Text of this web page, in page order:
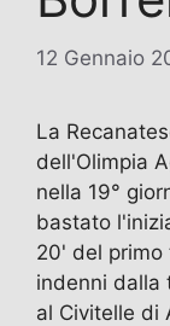
12 Gennaio
La
dell'Olimpia
nella 19°
bastato
20' del primo
indenni dalla
al Civitelle di